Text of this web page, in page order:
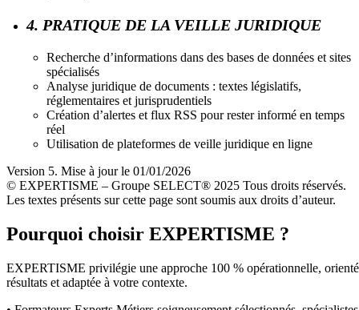
4. PRATIQUE DE LA VEILLE JURIDIQUE
Recherche d’informations dans des bases de données et sites
spécialisés
Analyse juridique de documents : textes législatifs,
réglementaires et jurisprudentiels
Création d’alertes et flux RSS pour rester informé en temps
réel
Utilisation de plateformes de veille juridique en ligne
Version 5. Mise à jour le 01/01/2026
© EXPERTISME – Groupe SELECT® 2025 Tous droits réservés.
Les textes présents sur cette page sont soumis aux droits d’auteur.
Pourquoi choisir EXPERTISME ?
EXPERTISME privilégie une approche 100 % opérationnelle,
résultats et adaptée à votre contexte.